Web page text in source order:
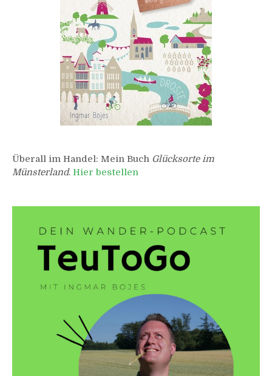
Überall im Handel: Mein Buch Glücksorte im
Münsterland. Hier bestellen